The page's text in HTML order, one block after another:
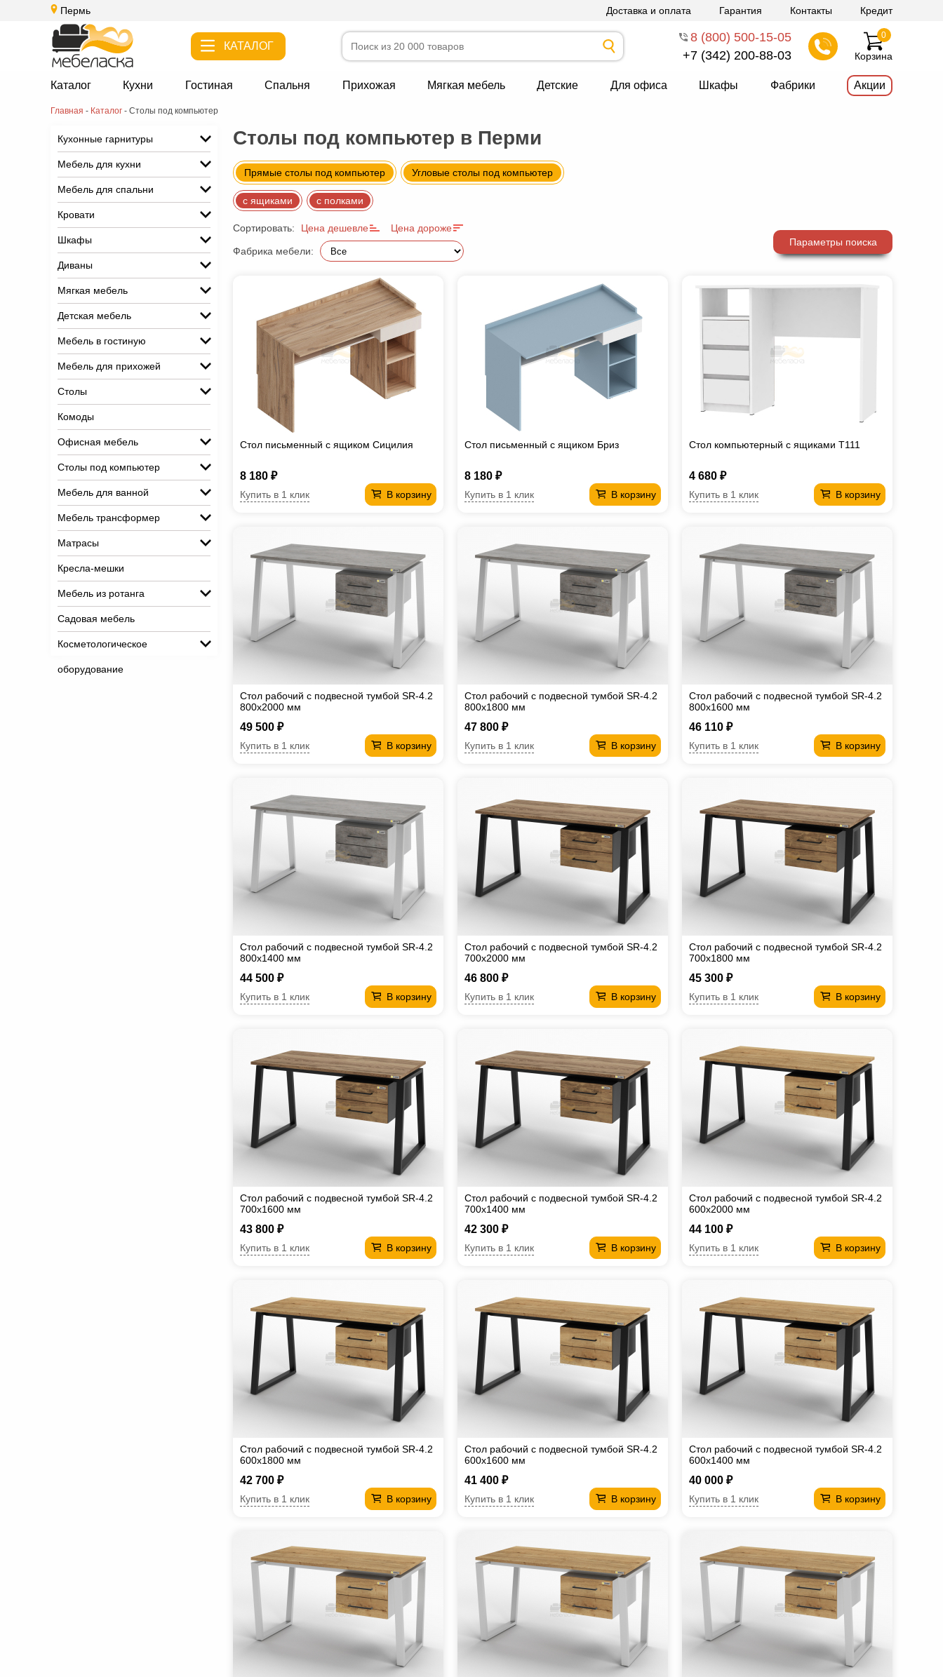
Пермь Доставка и оплата Гарантия Контакты Кредит
КАТАЛОГ
8 (800) 500-15-05
+7 (342) 200-88-03
Корзина
0
Каталог Кухни Гостиная Спальня Прихожая Мягкая мебель Детские Для офиса Шкафы Фабрики Акции
Главная - Каталог - Столы под компьютер
Кухонные гарнитуры
Мебель для кухни
Мебель для спальни
Кровати
Шкафы
Диваны
Мягкая мебель
Детская мебель
Мебель в гостиную
Мебель для прихожей
Столы
Комоды
Офисная мебель
Столы под компьютер
Мебель для ванной
Мебель трансформер
Матрасы
Кресла-мешки
Мебель из ротанга
Садовая мебель
Косметологическое
оборудование
Столы под компьютер в Перми
Прямые столы под компьютер Угловые столы под компьютер
с ящиками с полками
Сортировать: Цена дешевле Цена дороже
Фабрика мебели:
Параметры поиска
Стол письменный с ящиком Сицилия
8 180 ₽
В корзину
Купить в 1 клик
Стол письменный с ящиком Бриз
8 180 ₽
В корзину
Купить в 1 клик
Стол компьютерный с ящиками T111
4 680 ₽
В корзину
Купить в 1 клик
Стол рабочий с подвесной тумбой SR-4.2
800х2000 мм
49 500 ₽
В корзину
Купить в 1 клик
Стол рабочий с подвесной тумбой SR-4.2
800х1800 мм
47 800 ₽
В корзину
Купить в 1 клик
Стол рабочий с подвесной тумбой SR-4.2
800х1600 мм
46 110 ₽
В корзину
Купить в 1 клик
Стол рабочий с подвесной тумбой SR-4.2
800х1400 мм
44 500 ₽
В корзину
Купить в 1 клик
Стол рабочий с подвесной тумбой SR-4.2
700х2000 мм
46 800 ₽
В корзину
Купить в 1 клик
Стол рабочий с подвесной тумбой SR-4.2
700х1800 мм
45 300 ₽
В корзину
Купить в 1 клик
Стол рабочий с подвесной тумбой SR-4.2
700х1600 мм
43 800 ₽
В корзину
Купить в 1 клик
Стол рабочий с подвесной тумбой SR-4.2
700х1400 мм
42 300 ₽
В корзину
Купить в 1 клик
Стол рабочий с подвесной тумбой SR-4.2
600х2000 мм
44 100 ₽
В корзину
Купить в 1 клик
Стол рабочий с подвесной тумбой SR-4.2
600х1800 мм
42 700 ₽
В корзину
Купить в 1 клик
Стол рабочий с подвесной тумбой SR-4.2
600х1600 мм
41 400 ₽
В корзину
Купить в 1 клик
Стол рабочий с подвесной тумбой SR-4.2
600х1400 мм
40 000 ₽
В корзину
Купить в 1 клик